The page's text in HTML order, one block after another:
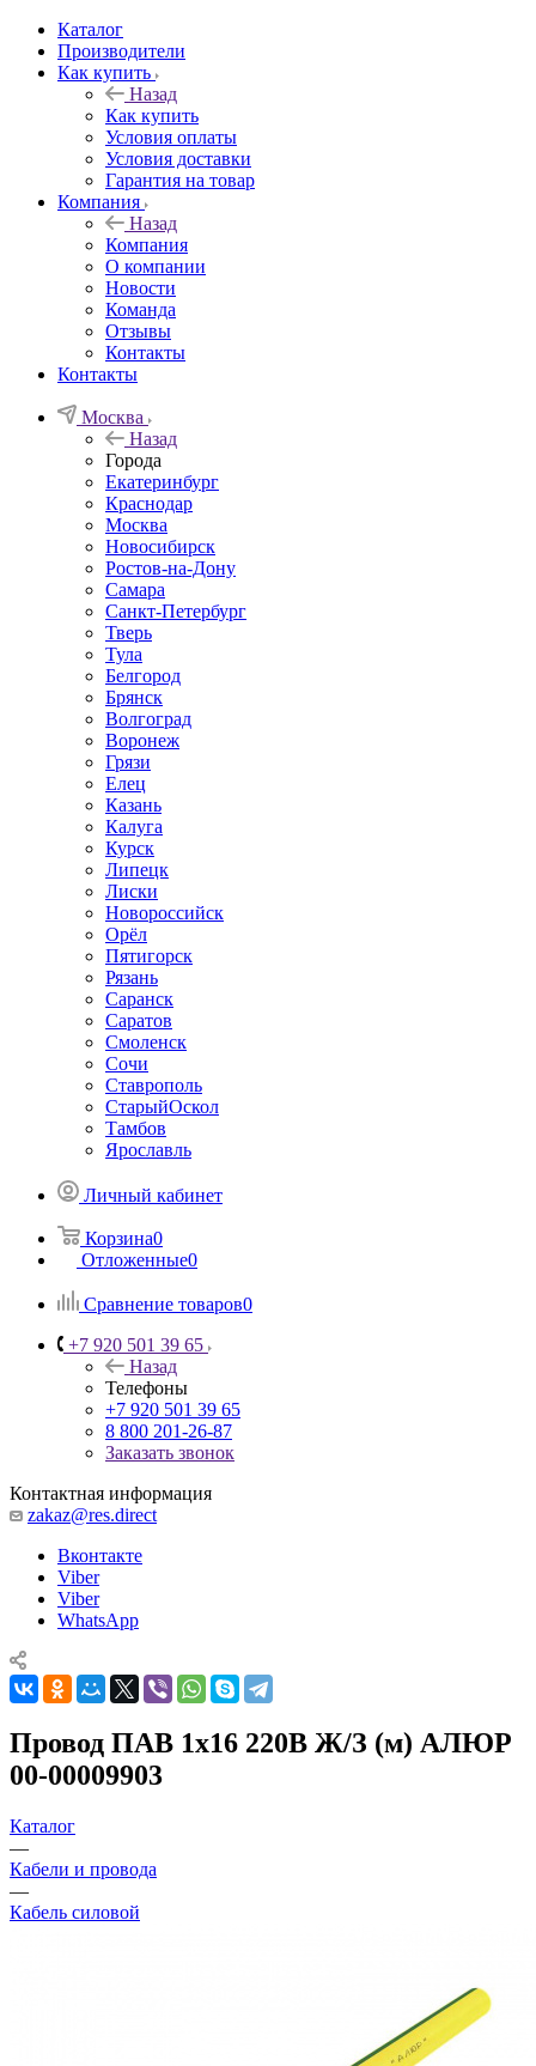
Каталог
Производители
Как купить
Назад
Как купить
Условия оплаты
Условия доставки
Гарантия на товар
Компания
Назад
Компания
О компании
Новости
Команда
Отзывы
Контакты
Контакты
Москва
Назад
Города
Екатеринбург
Краснодар
Москва
Новосибирск
Ростов-на-Дону
Самара
Санкт-Петербург
Тверь
Тула
Белгород
Брянск
Волгоград
Воронеж
Грязи
Елец
Казань
Калуга
Курск
Липецк
Лиски
Новороссийск
Орёл
Пятигорск
Рязань
Саранск
Саратов
Смоленск
Сочи
Ставрополь
СтарыйОскол
Тамбов
Ярославль
Личный кабинет
Корзина0
Отложенные0
Сравнение товаров0
+7 920 501 39 65
Назад
Телефоны
+7 920 501 39 65
8 800 201-26-87
Заказать звонок
Контактная информация
zakaz@res.direct
Вконтакте
Viber
Viber
WhatsApp
Провод ПАВ 1х16 220В Ж/З (м) АЛЮР
00-00009903
Каталог
—
Кабели и провода
—
Кабель силовой